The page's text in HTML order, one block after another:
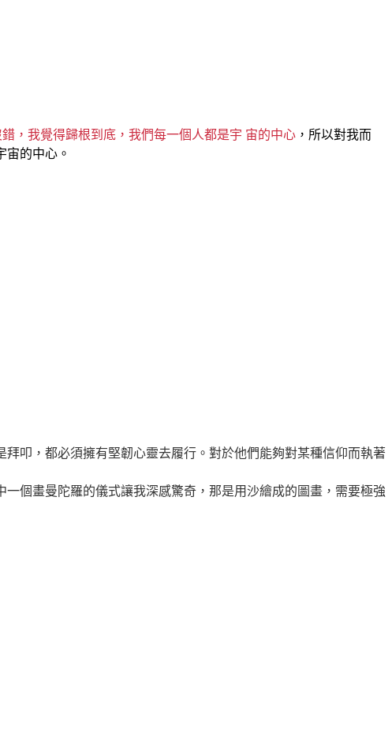
，我覺得歸根到底，我們每一個人都是宇 宙的中心 ，所以對我而
宙的中心。
叩，都必須擁有堅韌心靈去履行。對於他們能夠對某種信仰而執著
個畫曼陀羅的儀式讓我深感驚奇，那是用沙繪成的圖畫，需要極強